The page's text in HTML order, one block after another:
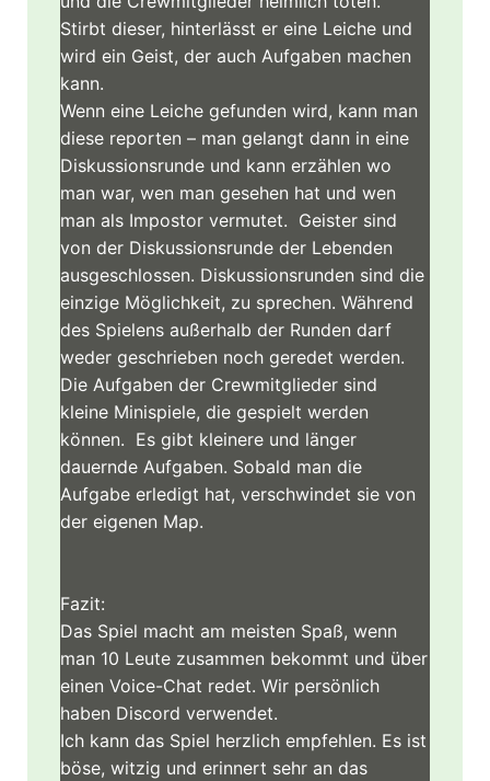
Stirbt dieser, hinterlässt er eine Leiche und
wird ein Geist, der auch Aufgaben machen
kann.
Wenn eine Leiche gefunden wird, kann man
diese reporten – man gelangt dann in eine
Diskussionsrunde und kann erzählen wo
man war, wen man gesehen hat und wen
man als Impostor vermutet. Geister sind
von der Diskussionsrunde der Lebenden
ausgeschlossen. Diskussionsrunden sind die
einzige Möglichkeit, zu sprechen. Während
des Spielens außerhalb der Runden darf
weder geschrieben noch geredet werden.
Die Aufgaben der Crewmitglieder sind
kleine Minispiele, die gespielt werden
können. Es gibt kleinere und länger
dauernde Aufgaben. Sobald man die
Aufgabe erledigt hat, verschwindet sie von
der eigenen Map.
Fazit:
Das Spiel macht am meisten Spaß, wenn
man 10 Leute zusammen bekommt und über
einen Voice-Chat redet. Wir persönlich
haben Discord verwendet.
Ich kann das Spiel herzlich empfehlen. Es ist
böse, witzig und erinnert sehr an das